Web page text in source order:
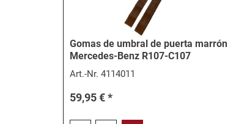
Gomas de umbral de puerta marrón
Mercedes-Benz R107-C107
Art.-Nr.4114011
59,95 € *